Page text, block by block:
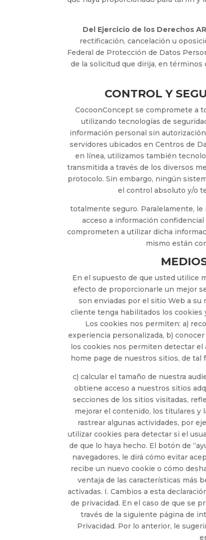
Del Ejercicio de los Derechos
rectificación, cancelación u
Federal de Protección de Datos
de la solicitud que dirija, en
CONTROL Y
CocoonConcept se compromete a
utilizando tecnologías de
información personal sin
servidores ubicados en Centros de
en línea, utilizamos también
transmitida a través de los diversos
protocolo. Sin embargo, ningún
el control absoluto y/o
totalmente seguro. Paralelamente,
acceso a información
comprometen a utilizar dicha
mismo están
En el supuesto de que usted utilice
efecto de proporcionarle un mejor
son enviadas por el sitio Web a su
cliente tenga habilitados los cookies
Los cookies nos permiten: a)
experiencia personalizada, b)
los cookies nos permiten detectar el
home page de nuestros sitios, de tal
c) calcular el tamaño de nuestra
obtiene acceso a nuestros sitios
secciones de los sitios visitadas,
mejorar el contenido, los titulares y
rastrear algunas actividades, por
utilizar cookies para detectar si el
de que lo haya hecho. El botón de
navegadores, le dirá cómo evitar
recibe un nuevo cookie o cómo
ventaja de las características más
activadas. I. Cambios a esta
de privacidad. En el caso de que se
través de la siguiente página de
Privacidad. Por lo anterior, le